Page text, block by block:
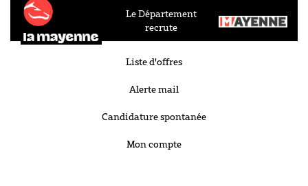
Le Département
recrute
Liste d'offres
Alerte mail
Candidature spontanée
Mon compte